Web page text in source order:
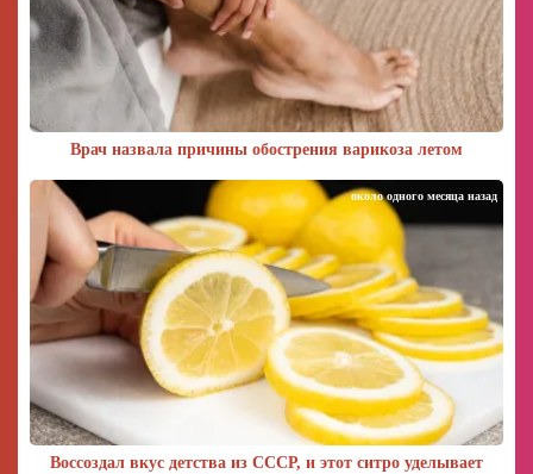
Врач назвала причины обострения варикоза летом
Воссоздал вкус детства из СССР, и этот ситро уделывает
около одного месяца назад